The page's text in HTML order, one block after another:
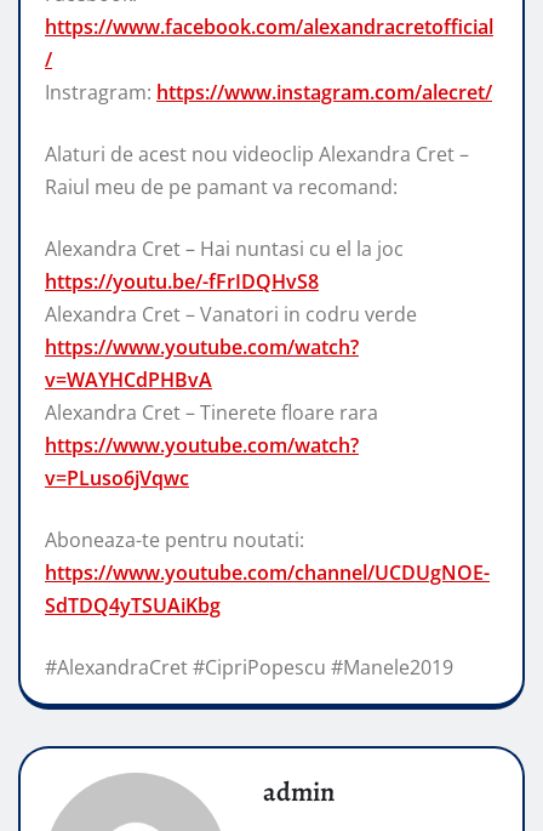
https://www.facebook.com/alexandracretofficial
/
Instragram: https://www.instagram.com/alecret/
Alaturi de acest nou videoclip Alexandra Cret –
Raiul meu de pe pamant va recomand:
Alexandra Cret – Hai nuntasi cu el la joc
https://youtu.be/-fFrIDQHvS8
Alexandra Cret – Vanatori in codru verde
https://www.youtube.com/watch?
v=WAYHCdPHBvA
Alexandra Cret – Tinerete floare rara
https://www.youtube.com/watch?
v=PLuso6jVqwc
Aboneaza-te pentru noutati:
https://www.youtube.com/channel/UCDUgNOE-
SdTDQ4yTSUAiKbg
#AlexandraCret #CipriPopescu #Manele2019
admin